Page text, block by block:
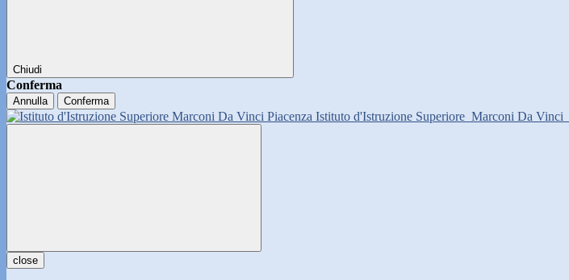
Chiudi
Conferma
Annulla Conferma
Istituto d'Istruzione Superiore Marconi Da Vinci
close